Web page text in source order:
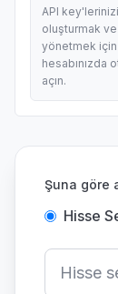
API key'lerinizi
oluşturmak ve
yönetmek için
hesabınızda
açın.
Şuna göre
Hisse